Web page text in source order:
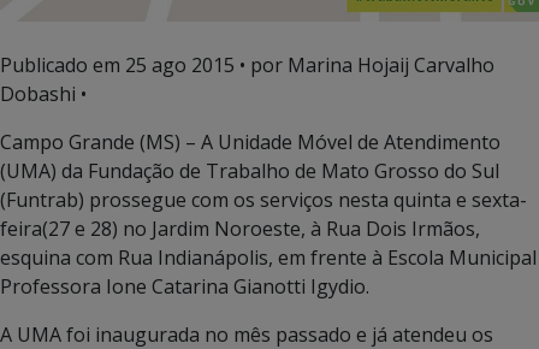
Publicado em 25 ago 2015 • por Marina Hojaij Carvalho
Dobashi •
Campo Grande (MS) – A Unidade Móvel de Atendimento
(UMA) da Fundação de Trabalho de Mato Grosso do Sul
(Funtrab) prossegue com os serviços nesta quinta e sexta-
feira(27 e 28) no Jardim Noroeste, à Rua Dois Irmãos,
esquina com Rua Indianápolis, em frente à Escola Municipal
Professora Ione Catarina Gianotti Igydio.
A UMA foi inaugurada no mês passado e já atendeu os